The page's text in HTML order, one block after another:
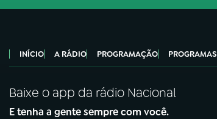
INÍCIO A RÁDIO PROGRAMAÇÃO PROGRAMAS
Baixe o app da rádio Nacional
E tenha a gente sempre com você.